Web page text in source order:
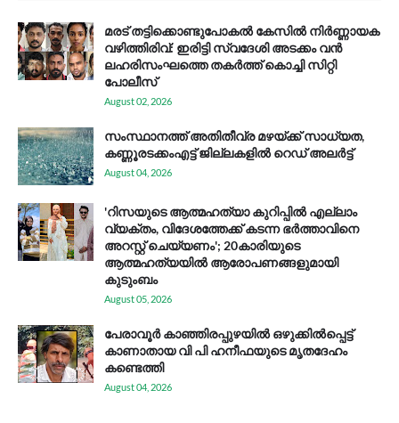
മരട് തട്ടിക്കൊണ്ടുപോകൽ കേസിൽ നിർണ്ണായക
വഴിത്തിരിവ്: ഇരിട്ടി സ്വദേശി അടക്കം വൻ
ലഹരിസംഘത്തെ തകർത്ത് കൊച്ചി സിറ്റി
പോലീസ്
August 02, 2026
സം​സ്ഥാ​ന​ത്ത് അ​തി​തീ​വ്ര മ​ഴ​യ്ക്ക് സാ​ധ്യ​ത,
കണ്ണൂരടക്കംഎ​ട്ട് ജി​ല്ല​ക​ളി​ൽ റെ​ഡ് അ​ലർ​ട്ട്
August 04, 2026
'റിസയുടെ ആത്മഹത്യാ കുറിപ്പിൽ എല്ലാം
വ്യക്തം, വിദേശത്തേക്ക് കടന്ന ഭർത്താവിനെ
അറസ്റ്റ് ചെയ്യണം'; 20കാരിയുടെ
ആത്മഹത്യയിൽ ആരോപണങ്ങളുമായി
കുടുംബം
August 05, 2026
പേരാവൂർ കാഞ്ഞിരപ്പുഴയിൽ ഒഴുക്കിൽപ്പെട്ട്
കാണാതായ വി പി ഹനീഫയുടെ മൃതദേഹം
കണ്ടെത്തി
August 04, 2026